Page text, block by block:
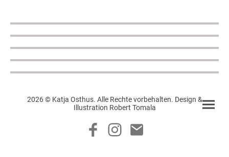
2026 © Katja Osthus. Alle Rechte vorbehalten. Design &
Illustration Robert Tomala